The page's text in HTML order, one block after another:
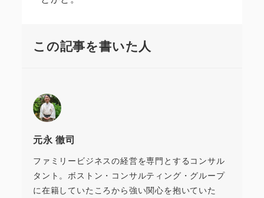
この記事を書いた人
元永 徹司
ファミリービジネスの経営を専門とするコンサル
タント。ボストン・コンサルティング・グループ
に在籍していたころから強い関心を抱いていた